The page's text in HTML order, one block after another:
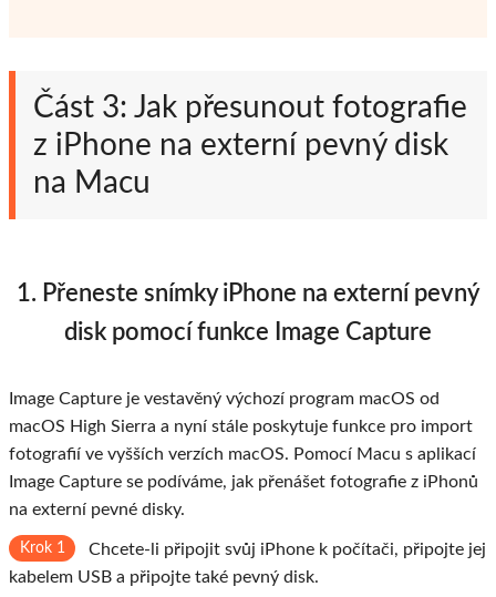
Část 3: Jak přesunout fotografie
z iPhone na externí pevný disk
na Macu
1. Přeneste snímky iPhone na externí pevný
disk pomocí funkce Image Capture
Image Capture je vestavěný výchozí program macOS od
macOS High Sierra a nyní stále poskytuje funkce pro import
fotografií ve vyšších verzích macOS. Pomocí Macu s aplikací
Image Capture se podíváme, jak přenášet fotografie z iPhonů
na externí pevné disky.
Krok 1
Chcete-li připojit svůj iPhone k počítači, připojte jej
kabelem USB a připojte také pevný disk.